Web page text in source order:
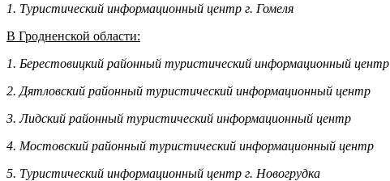
1. Туристический информационный центр г. Гомеля
В Гродненской области:
1. Берестовицкий районный туристический информационный центр
2. Дятловский районный туристический информационный центр
3. Лидский районный туристический информационный центр
4. Мостовский районный туристический информационный центр
5. Туристический информационный центр г. Новогрудка